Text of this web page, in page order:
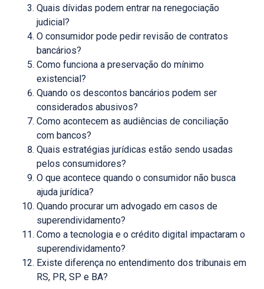
Quais dívidas podem entrar na renegociação
judicial?
O consumidor pode pedir revisão de contratos
bancários?
Como funciona a preservação do mínimo
existencial?
Quando os descontos bancários podem ser
considerados abusivos?
Como acontecem as audiências de conciliação
com bancos?
Quais estratégias jurídicas estão sendo usadas
pelos consumidores?
O que acontece quando o consumidor não busca
ajuda jurídica?
Quando procurar um advogado em casos de
superendividamento?
Como a tecnologia e o crédito digital impactaram o
superendividamento?
Existe diferença no entendimento dos tribunais em
RS, PR, SP e BA?